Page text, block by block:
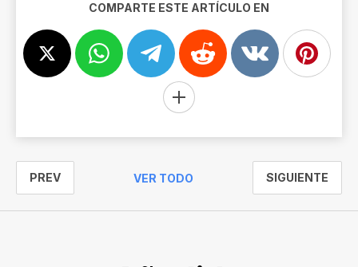
COMPARTE ESTE ARTÍCULO EN
PREV VER TODO SIGUIENTE